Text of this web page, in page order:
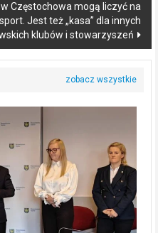
Częstochowa mogą liczyć na
Jest też „kasa” dla innych
klubów i stowarzyszeń